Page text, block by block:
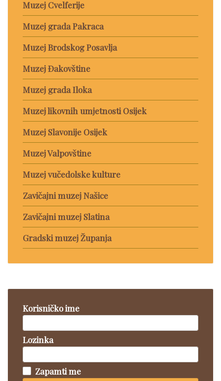
Muzej Cvelferije
Muzej grada Pakraca
Muzej Brodskog Posavlja
Muzej Đakovštine
Muzej grada Iloka
Muzej likovnih umjetnosti Osijek
Muzej Slavonije Osijek
Muzej Valpovštine
Muzej vučedolske kulture
Zavičajni muzej Našice
Zavičajni muzej Slatina
Gradski muzej Županja
Korisničko ime
Lozinka
Zapamti me